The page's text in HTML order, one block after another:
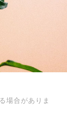
場合がありま